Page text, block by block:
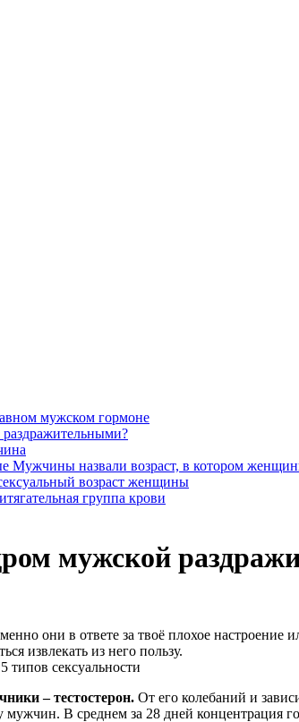
мужском гормоне
Мужчины назвали возраст, в котором
возраст женщины
группа крови
мужской
они в ответе за твоё плохое
извлекать из него пользу.
– тестостерон. От его колебаний и
В среднем за 28 дней концентрация